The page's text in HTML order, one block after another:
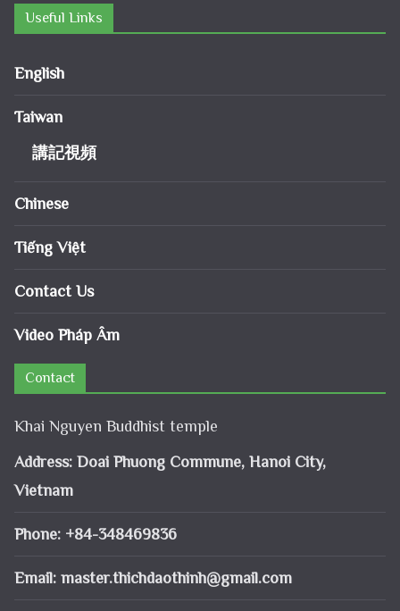
Useful Links
English
Taiwan
講記視頻
Chinese
Tiếng Việt
Contact Us
Video Pháp Âm
Contact
Khai Nguyen Buddhist temple
Address: Doai Phuong Commune, Hanoi City,
Vietnam
Phone: +84-348469836
Email: master.thichdaothinh@gmail.com